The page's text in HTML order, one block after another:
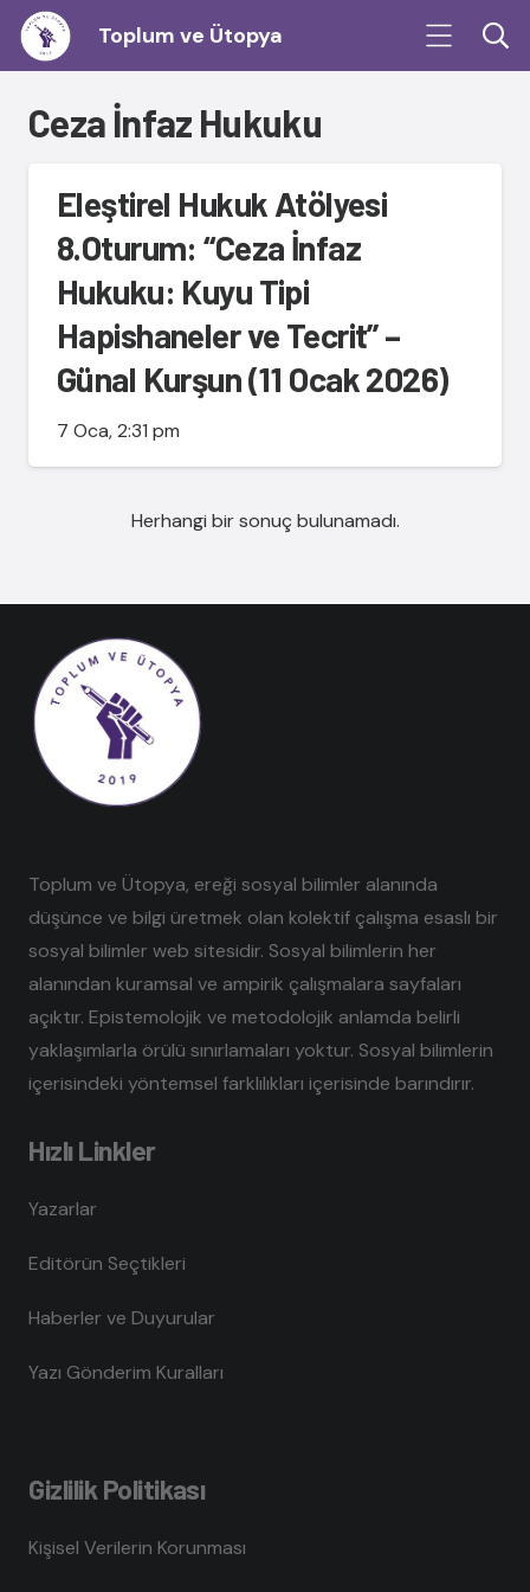
Toplum ve Ütopya
Ceza İnfaz Hukuku
Eleştirel Hukuk Atölyesi
8.Oturum: “Ceza İnfaz
Hukuku: Kuyu Tipi
Hapishaneler ve Tecrit” –
Günal Kurşun (11 Ocak 2026)
7 Oca, 2:31 pm
Herhangi bir sonuç bulunamadı.
Toplum ve Ütopya, ereği sosyal bilimler alanında
düşünce ve bilgi üretmek olan kolektif çalışma esaslı bir
sosyal bilimler web sitesidir. Sosyal bilimlerin her
alanından kuramsal ve ampirik çalışmalara sayfaları
açıktır. Epistemolojik ve metodolojik anlamda belirli
yaklaşımlarla örülü sınırlamaları yoktur. Sosyal bilimlerin
içerisindeki yöntemsel farklılıkları içerisinde barındırır.
Hızlı Linkler
Yazarlar
Editörün Seçtikleri
Haberler ve Duyurular
Yazı Gönderim Kuralları
Gizlilik Politikası
Kişisel Verilerin Korunması